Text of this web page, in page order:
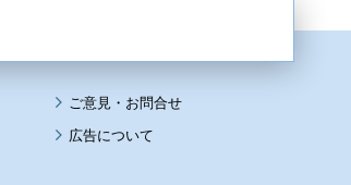
広告について